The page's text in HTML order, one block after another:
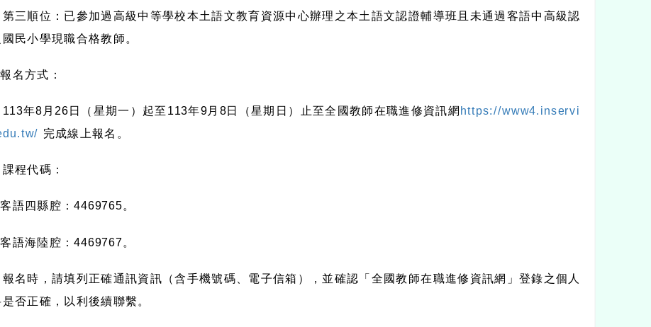
第三順位：已參加過高級中等學校本土語文教育資源中心辦理之本土語文認證輔導班且未通過客語中高級認
民小學現職合格教師。
報名方式：
113年8月26 日（星期一）起至 113年9月 8日（星期日）止至全國教師在職進修資訊網 https://www4.inservi
完成線上報名。
課程代碼：
客語四縣腔：4469765。
客語海陸腔：4469767。
報名時，請填列正確通訊資訊（含手機號碼、電子信箱），並確認「全國教師在職進修資訊網」登錄之個人
否正確，以利後續聯繫。